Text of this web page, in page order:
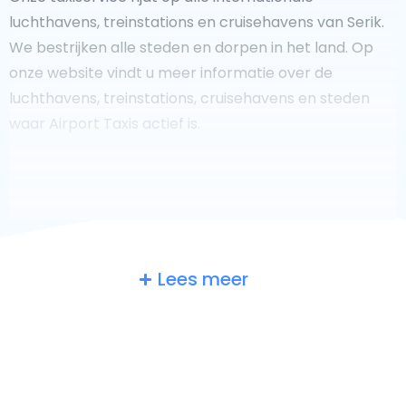
luchthavens, treinstations en cruisehavens van Serik.
We bestrijken alle steden en dorpen in het land. Op
onze website vindt u meer informatie over de
luchthavens, treinstations, cruisehavens en steden
waar Airport Taxis actief is.
Lees meer